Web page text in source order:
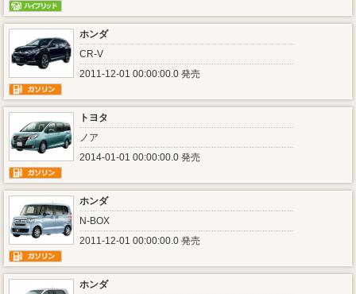
ホンダ
CR-V
2011-12-01 00:00:00.0 発売
トヨタ
ノア
2014-01-01 00:00:00.0 発売
ホンダ
N-BOX
2011-12-01 00:00:00.0 発売
ホンダ